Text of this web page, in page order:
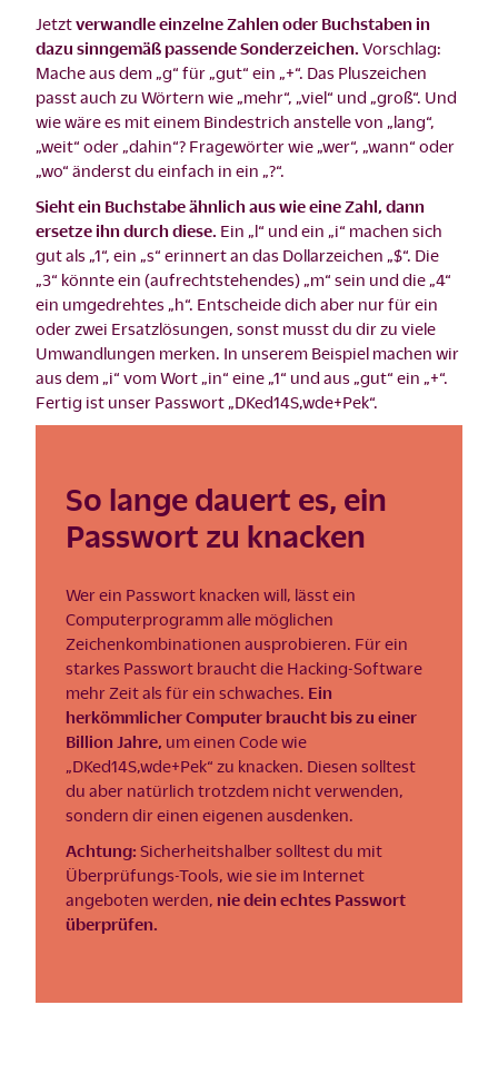
Jetztverwandle einzelne Zahlen oder Buchstaben in
dazu sinngemäß passende Sonderzeichen. Vorschlag:
Mache aus dem „g“ für „gut“ ein „+“. Das Pluszeichen
passt auch zu Wörtern wie „mehr“, „viel“ und „groß“. Und
wie wäre es mit einem Bindestrich anstelle von „lang“,
„weit“ oder „dahin“? Fragewörter wie „wer“, „wann“ oder
„wo“ änderst du einfach in ein „?“.
Sieht ein Buchstabe ähnlich aus wie eine Zahl, dann
ersetze ihn durch diese. Ein „l“ und ein „i“ machen sich
gut als „1“, ein „s“ erinnert an das Dollarzeichen „$“. Die
„3“ könnte ein (aufrechtstehendes) „m“ sein und die „4“
ein umgedrehtes „h“. Entscheide dich aber nur für ein
oder zwei Ersatzlösungen, sonst musst du dir zu viele
Umwandlungen merken. In unserem Beispiel machen wir
aus dem „i“ vom Wort „in“ eine „1“ und aus „gut“ ein „+“.
Fertig ist unser Passwort „DKed14S,wde+Pek“.
So lange dauert es, ein
Passwort zu knacken
Wer ein Passwort knacken will, lässt ein
Computerprogramm alle möglichen
Zeichenkombinationen ausprobieren. Für ein
starkes Passwort braucht die Hacking-Software
mehr Zeit als für ein schwaches. Ein
herkömmlicher Computer braucht bis zu einer
Billion Jahre, um einen Code wie
„DKed14S,wde+Pek“ zu knacken. Diesen solltest
du aber natürlich trotzdem nicht verwenden,
sondern dir einen eigenen ausdenken.
Achtung: Sicherheitshalber solltest du mit
Überprüfungs-Tools, wie sie im Internet
angeboten werden, nie dein echtes Passwort
überprüfen.